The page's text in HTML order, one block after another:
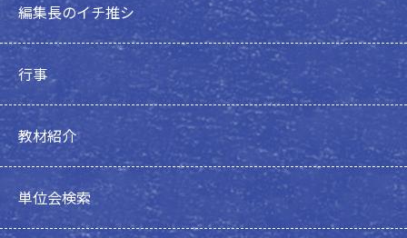
編集長のイチ推シ
行事
教材紹介
単位会検索